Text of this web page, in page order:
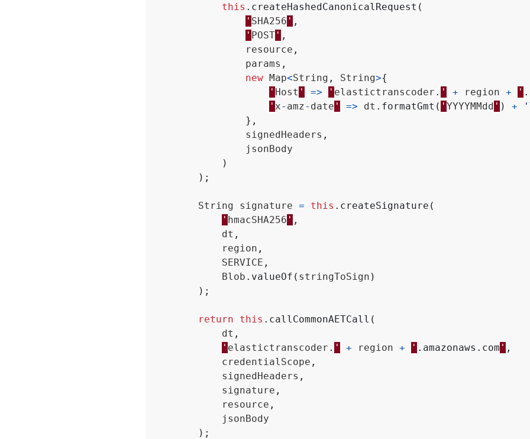
this . createHashedCanonicalRequest (
' SHA256 ' ,
' POST ' ,
resource ,
params ,
new Map<String , String>{
' Host ' => ' elastictranscoder . ' + region + ' .
' x- amz- date ' => dt . formatGmt ( ' YYYYMMdd ' ) +
},
signedHeaders ,
jsonBody
)
);
String signature = this . createSignature (
' hmacSHA256 ' ,
dt ,
region ,
SERVICE ,
Blob . valueOf ( stringToSign )
);
return this . callCommonAETCall (
dt ,
' elastictranscoder . ' + region + ' . amazonaws . com ' ,
credentialScope ,
signedHeaders ,
signature ,
resource ,
jsonBody
);